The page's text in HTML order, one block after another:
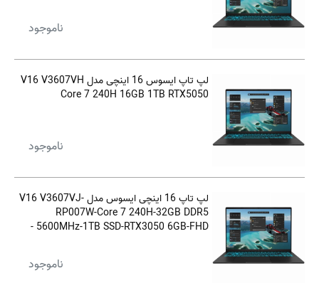
ناموجود
لپ تاپ ایسوس 16 اینچی مدل V16 V3607VH
Core 7 240H 16GB 1TB RTX5050
ناموجود
لپ تاپ 16 اینچی ایسوس مدل V16 V3607VJ-
RP007W-Core 7 240H-32GB DDR5
5600MHz-1TB SSD-RTX3050 6GB-FHD -
ناموجود